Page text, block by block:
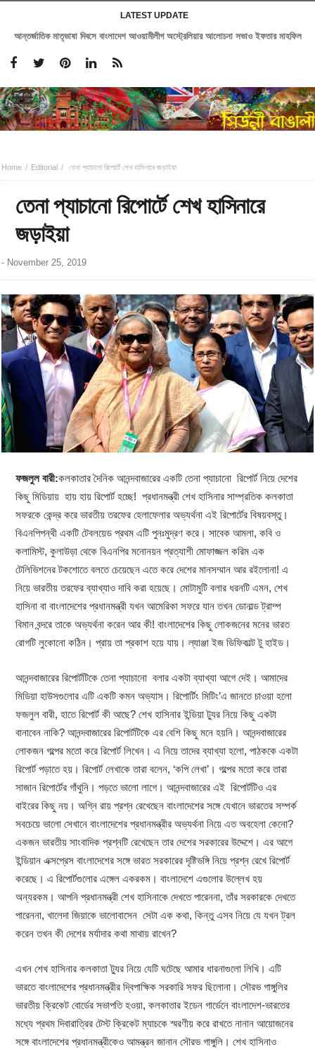
LATEST UPDATE
আন্তর্জাতিক মাতৃভাষা দিবসে বাংলাদেশ আওয়ামীলীগ অস্ট্রেলিয়ার আলোচনা সভাও ইফতার মাহফিল
Home Editorial তেনা প্যাচানো রিপোর্টে শেখ হাসিনারে জড়াইয়া
তেনা প্যাচানো রিপোর্টে শেখ হাসিনারে
জড়াইয়া
- November 25, 2019
ফজলুল বারী:কলকাতার দৈনিক আনন্দবাজারের একটি তেনা প্যাচানো রিপোর্ট নিয়ে দেশের
কিছু মিডিয়ায় হায় হায় রিপোর্ট হচ্ছে! প্রধানমন্ত্রী শেখ হাসিনার সাম্প্রতিক কলকাতা
সফরকে কেন্দ্র করে ভারতীয় তরফের হেলাফেলার অভ্যর্থনা এই রিপোর্টের বিষয়বস্তু।
বিএনপিপন্থী একটি টেবলয়েড প্রথম এটি পুনঃমুদ্রণ করে। সাবেক আমলা, কবি ও
কলামিস্ট, কুলাউড়া থেকে বিএনপির মনোনয়ন প্রত্যাশী মোফাজ্জল করিম এক
টেলিভিশনের টকশোতে বলতে চেয়েছেন এতে করে দেশের মানসম্মান আর রইলোনা! এ
নিয়ে ভারতীয় তরফের ব্যাখ্যাও দাবি করা হয়েছে। মোটামুটি বলার ধরনটি এমন, শেখ
হাসিনা বা বাংলাদেশের প্রধানমন্ত্রী যখন আমেরিকা সফরে যান তখন ডোনাল্ড ট্রাম্প
বিমান বন্দরে তাকে অভ্যর্থনা করেন আর কী! বাংলাদেশের কিছু লোকজনের মনের ভারত
রোগটি লুকোনো কঠিন। প্রায় তা প্রকাশ হয়ে যায়। ল্যাঞ্জা ইজ ডিফিকাল্ট টু হাইড।
আনন্দবাজারের রিপোর্টটিকে তেনা প্যাচানো বলার একটা ব্যাখ্যা আগে দেই। আমাদের
মিডিয়া হাউসগুলোর এটি একটি কমন অভ্যাস। রিপোর্টিং মিটিং’এ জানতে চাওয়া হলো
ফজলুল বারী, হাতে রিপোর্ট কী আছে? শেখ হাসিনার ইন্ডিয়া ট্যুর নিয়ে কিছু একটা
বানাবেন নাকি? আনন্দবাজারের রিপোর্টটিকে এর বেশি কিছু মনে হয়নি। আনন্দবাজারের
লোকজন গল্পের মতো করে রিপোর্ট লিখেন। এ নিয়ে তাদের ব্যাখ্যা হলো, পাঠককে একটা
রিপোর্ট পড়াতে হয়। রিপোর্ট লেখাকে তারা বলেন, ‘কপি লেখা’। গল্পের মতো করে তারা
সাজান রিপোর্টের গাঁথুনি। পড়তে ভালো লাগে। আনন্দবাজারের এই রিপোর্টটিও এর
বাইরের কিছু নয়। অগ্নি রায় প্রশ্ন রেখেছেন বাংলাদেশের সঙ্গে যেখানে ভারতের সম্পর্ক
সবচেয়ে ভালো সেখানে বাংলাদেশের প্রধানমন্ত্রীর অভ্যর্থনা নিয়ে এত অবহেলা কেনো?
একজন ভারতীয় সাংবাদিক প্রশ্নটি রেখেছেন তার দেশের সরকারের উদ্দেশে। এর আগে
ইন্ডিয়ান এক্সপ্রেস বাংলাদেশের সঙ্গে ভারত সরকারের দৃষ্টিভঙ্গি নিয়ে প্রশ্ন রেখে রিপোর্ট
করেছে। এ রিপোর্টগুলোর এঙ্গেল একরকম। বাংলাদেশে এগুলোর উল্লেখ হয়
অন্যরকম। আপনি প্রধানমন্ত্রী শেখ হাসিনাকে দেখতে পারেননা, তাঁর সরকারকে দেখতে
পারেননা, খালেদা জিয়াকে ভালোবাসেন সেটা এক কথা, কিন্তু এসব নিয়ে যে যখন ট্রল
করেন তখন কী দেশের মর্যাদার কথা মাথায় রাখেন?
এখন শেখ হাসিনার কলকাতা ট্যুর নিয়ে যেটি ঘটেছে আমার ধারনাগুলো লিখি। এটি
ভারতে বাংলাদেশের প্রধানমন্ত্রীর দ্বিপাক্ষিক সরকারি সফর ছিলোনা। সৌরভ গাঙ্গুলির
ভারতীয় ক্রিকেট বোর্ডের সভাপতি হওয়া, কলকাতার ইডেন গার্ডেনে বাংলাদেশ-ভারতের
মধ্যে প্রথম দিবারাত্রির টেস্ট ক্রিকেট ম্যাচকে স্মরণীয় করে রাখতে নানান আয়োজনের
সঙ্গে বাংলাদেশের প্রধানমন্ত্রীকেও আমন্ত্রন জানান সৌরভ গাঙ্গুলি। শেখ হাসিনাও